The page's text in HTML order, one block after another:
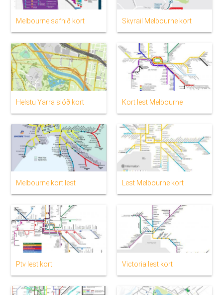
Melbourne safnið kort Skyrail Melbourne kort
Helstu Yarra slóð kort Kort lest Melbourne
Melbourne kort lest Lest Melbourne kort
Ptv lest kort Victoria lest kort